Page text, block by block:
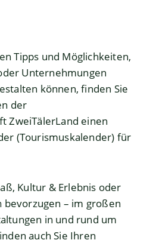
Tipps und Möglichkeiten,
Unternehmungen
können, finden Sie
der
ZweiTälerLand einen
(Tourismuskalender) für
Kultur & Erlebnis oder
– im großen
in und rund um
auch Sie Ihren